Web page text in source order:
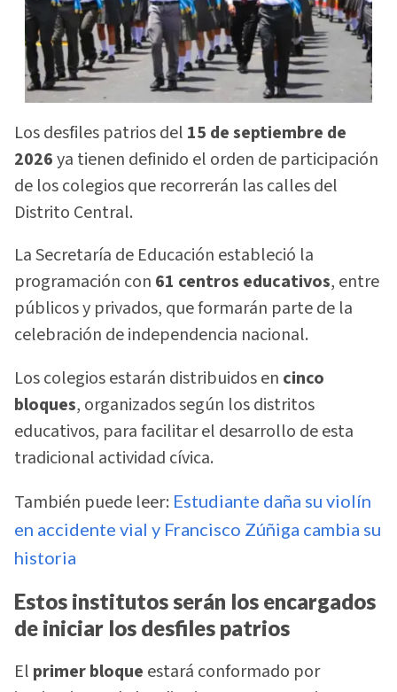
Los desfiles patrios del 15 de septiembre de
2026ya tienen definido el orden de participación
de los colegios que recorrerán las calles del
Distrito Central.
La Secretaría de Educación estableció la
programación con 61 centros educativos, entre
públicos y privados, que formarán parte de la
celebración de independencia nacional.
Los colegios estarán distribuidos en cinco
bloques, organizados según los distritos
educativos, para facilitar el desarrollo de esta
tradicional actividad cívica.
También puede leer: Estudiante daña su violín
en accidente vial y Francisco Zúñiga cambia su
historia
Estos institutos serán los encargados
de iniciar los desfiles patrios
El primer bloque estará conformado por